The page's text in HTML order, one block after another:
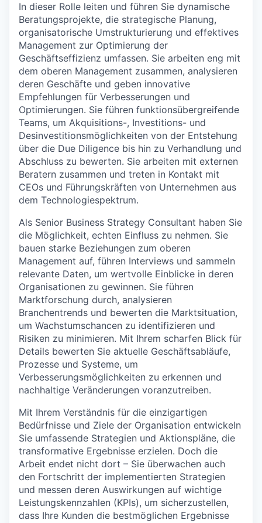
In dieser Rolle leiten und führen Sie dynamische
Beratungsprojekte, die strategische Planung,
organisatorische Umstrukturierung und effektives
Management zur Optimierung der
Geschäftseffizienz umfassen. Sie arbeiten eng mit
dem oberen Management zusammen, analysieren
deren Geschäfte und geben innovative
Empfehlungen für Verbesserungen und
Optimierungen. Sie führen funktionsübergreifende
Teams, um Akquisitions-, Investitions- und
Desinvestitionsmöglichkeiten von der Entstehung
über die Due Diligence bis hin zu Verhandlung und
Abschluss zu bewerten. Sie arbeiten mit externen
Beratern zusammen und treten in Kontakt mit
CEOs und Führungskräften von Unternehmen aus
dem Technologiespektrum.
Als Senior Business Strategy Consultant haben Sie
die Möglichkeit, echten Einfluss zu nehmen. Sie
bauen starke Beziehungen zum oberen
Management auf, führen Interviews und sammeln
relevante Daten, um wertvolle Einblicke in deren
Organisationen zu gewinnen. Sie führen
Marktforschung durch, analysieren
Branchentrends und bewerten die Marktsituation,
um Wachstumschancen zu identifizieren und
Risiken zu minimieren. Mit Ihrem scharfen Blick für
Details bewerten Sie aktuelle Geschäftsabläufe,
Prozesse und Systeme, um
Verbesserungsmöglichkeiten zu erkennen und
nachhaltige Veränderungen voranzutreiben.
Mit Ihrem Verständnis für die einzigartigen
Bedürfnisse und Ziele der Organisation entwickeln
Sie umfassende Strategien und Aktionspläne, die
transformative Ergebnisse erzielen. Doch die
Arbeit endet nicht dort – Sie überwachen auch
den Fortschritt der implementierten Strategien
und messen deren Auswirkungen auf wichtige
Leistungskennzahlen (KPIs), um sicherzustellen,
dass Ihre Kunden die bestmöglichen Ergebnisse